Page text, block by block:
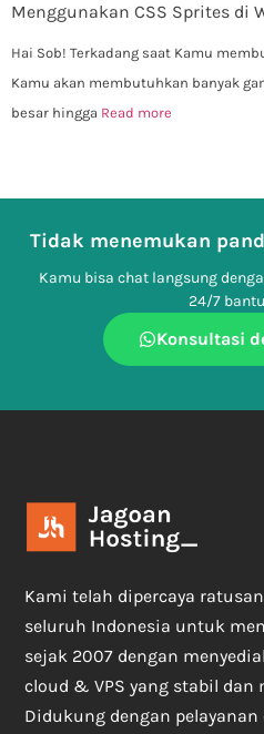
Menggunakan CSS Sprites di
Hai Sob! Terkadang saat Kamu
Kamu akan membutuhkan banyak
besar hingga Read more
Tidak menemukan
Kamu bisa chat langsung
24/7
Konsultasi
Kami telah dipercaya
seluruh Indonesia untuk
sejak 2007 dengan
cloud & VPS yang stabil
Didukung dengan